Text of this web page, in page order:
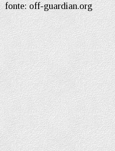
fonte: off-guardian.org